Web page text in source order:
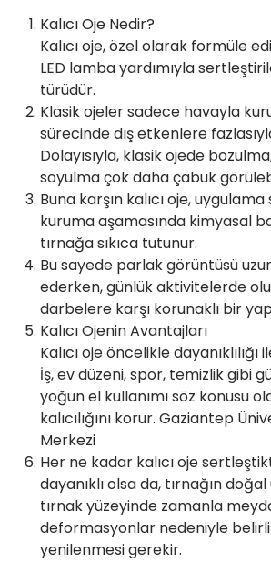
Kalıcı Oje Nedir?
Kalıcı oje, özel olarak formüle
LED lamba yardımıyla
türüdür.
Klasik ojeler sadece havayla
sürecinde dış etkenlere
Dolayısıyla, klasik ojede
soyulma çok daha çabuk
Buna karşın kalıcı oje, uygulama
kuruma aşamasında kimyasal
tırnağa sıkıca tutunur.
Bu sayede parlak görüntüsü
ederken, günlük aktivitelerde
darbelere karşı korunaklı bir
Kalıcı Ojenin Avantajları
Kalıcı oje öncelikle dayanıklılığı
İş, ev düzeni, spor, temizlik gibi
yoğun el kullanımı söz konusu
kalıcılığını korur. Gaziantep
Merkezi
Her ne kadar kalıcı oje
dayanıklı olsa da, tırnağın doğal
tırnak yüzeyinde zamanla
deformasyonlar nedeniyle
yenilenmesi gerekir.